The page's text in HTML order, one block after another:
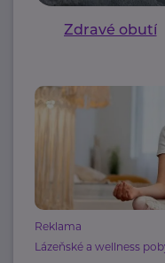
Zdravé obutí
Reklama
Lázeňské a wellness